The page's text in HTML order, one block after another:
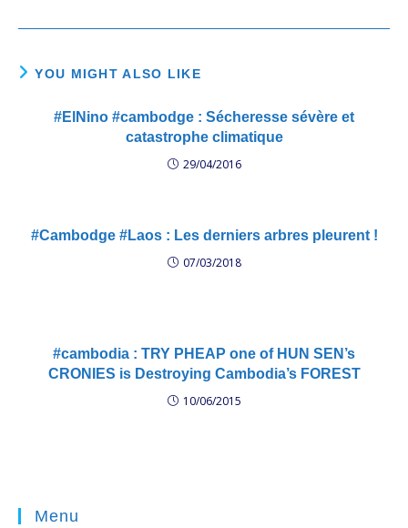
YOU MIGHT ALSO LIKE
#ElNino #cambodge : Sécheresse sévère et
catastrophe climatique
29/04/2016
#Cambodge #Laos : Les derniers arbres pleurent !
07/03/2018
#cambodia : TRY PHEAP one of HUN SEN’s
CRONIES is Destroying Cambodia’s FOREST
10/06/2015
Menu